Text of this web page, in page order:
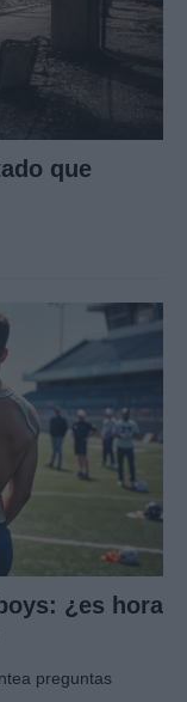
que
¿es hora
preguntas